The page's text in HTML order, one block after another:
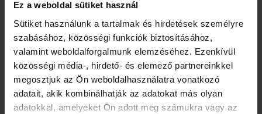
Ez a weboldal sütiket használ
Sütiket használunk a tartalmak és hirdetések személyre
szabásához, közösségi funkciók biztosításához,
valamint weboldalforgalmunk elemzéséhez. Ezenkívül
közösségi média-, hirdető- és elemező partnereinkkel
megosztjuk az Ön weboldalhasználatra vonatkozó
adatait, akik kombinálhatják az adatokat más olyan
adatokkal, amelyeket Ön adott meg számukra vagy az
Származási ország: Horvátország
Márka
Jana
Kiszerelés
1,5